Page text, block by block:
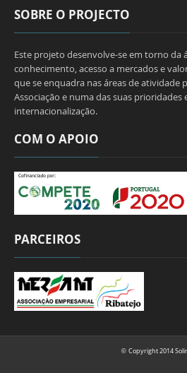
SOBRE O PROJECTO
Este projeto desenvolve-se em torno da
conhecimento, acesso a mercados e
que se enquadra nas áreas de atividade
Associação e numa das suas prioridades
internacionalização.
COM O APOIO
PARCEIROS
© Copyright 2014